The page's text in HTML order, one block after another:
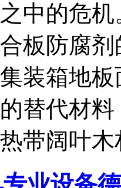
中的危
板防腐
装箱地
替代材
带阔叶木